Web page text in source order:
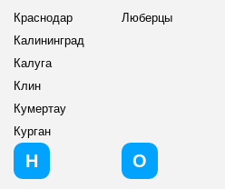
Краснодар
Калининград
Калуга
Клин
Кумертау
Курган
Люберцы
Н О